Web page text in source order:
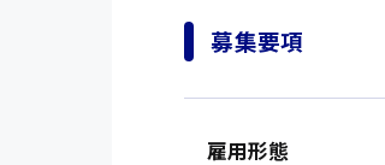
募集要項
雇用形態